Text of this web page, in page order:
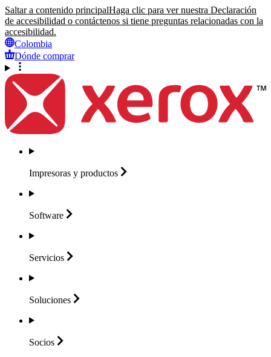
Saltar a contenido principalHaga clic para ver nuestra Declaración
de accesibilidad o contáctenos si tiene preguntas relacionadas con la
accesibilidad.
Colombia
Dónde comprar
Impresoras y productos
Software
Servicios
Soluciones
Socios